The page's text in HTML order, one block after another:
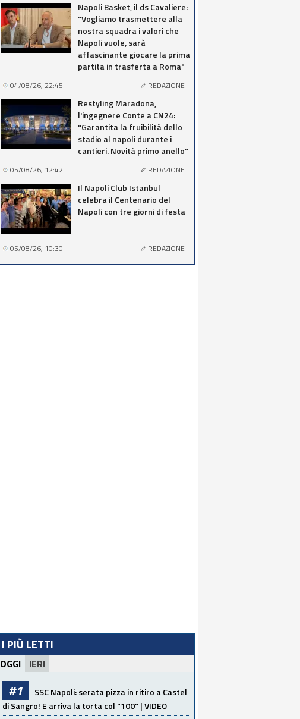
Napoli Basket, il ds Cavaliere:
"Vogliamo trasmettere alla
nostra squadra i valori che
Napoli vuole, sarà
affascinante giocare la prima
partita in trasferta a Roma"
04/08/26, 22:45 REDAZIONE
Restyling Maradona,
l'ingegnere Conte a CN24:
"Garantita la fruibilità dello
stadio al napoli durante i
cantieri. Novità primo anello"
05/08/26, 12:42 REDAZIONE
Il Napoli Club Istanbul
celebra il Centenario del
Napoli con tre giorni di festa
05/08/26, 10:30 REDAZIONE
I PIÙ LETTI
OGGI IERI
#1
SSC Napoli: serata pizza in ritiro a Castel
di Sangro! E arriva la torta col "100" | VIDEO